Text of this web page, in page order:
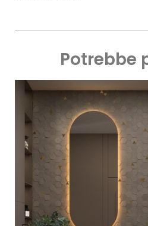
Potrebbe